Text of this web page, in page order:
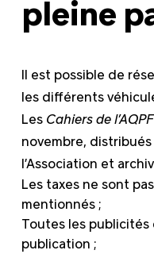
pleine
Il est possible de
les différents
Les Cahiers de l’AQPF
novembre,
l’Association et
Les taxes ne sont
mentionnés ;
Toutes les
publication ;